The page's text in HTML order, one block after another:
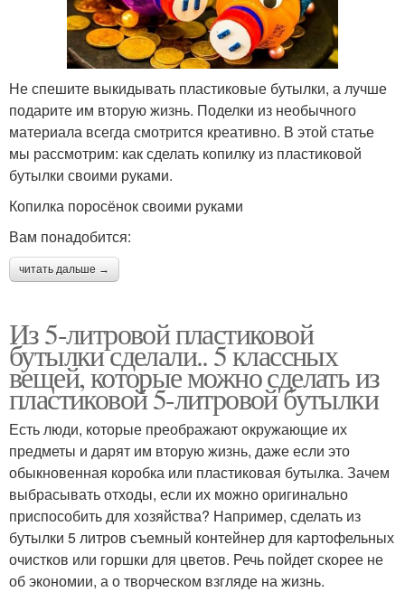
Не спешите выкидывать пластиковые бутылки, а лучше
подарите им вторую жизнь. Поделки из необычного
материала всегда смотрится креативно. В этой статье
мы рассмотрим: как сделать копилку из пластиковой
бутылки своими руками.
Копилка поросёнок своими руками
Вам понадобится:
читать дальше →
Из 5-литровой пластиковой
бутылки сделали.. 5 классных
вещей, которые можно сделать из
пластиковой 5-литровой бутылки
Есть люди, которые преображают окружающие их
предметы и дарят им вторую жизнь, даже если это
обыкновенная коробка или пластиковая бутылка. Зачем
выбрасывать отходы, если их можно оригинально
приспособить для хозяйства? Например, сделать из
бутылки 5 литров съемный контейнер для картофельных
очистков или горшки для цветов. Речь пойдет скорее не
об экономии, а о творческом взгляде на жизнь.